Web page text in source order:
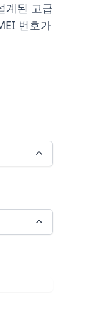
계된 고급
번호가